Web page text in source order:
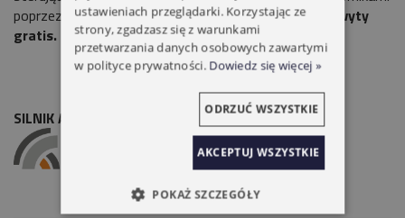
poprzez fale radiowe. W zestawie mocowania i uchwyty
gratis.
SILNIK ALUPROF DM45RM/20NM
ustawieniach przeglądarki. Korzystając ze
strony, zgadzasz się z warunkami
przetwarzania danych osobowych zawartymi
w polityce prywatności. Dowiedz się więcej »
AKCEPTUJ WSZYSTKIE
ODRZUĆ WSZYSTKIE
POKAŻ SZCZEGÓŁY